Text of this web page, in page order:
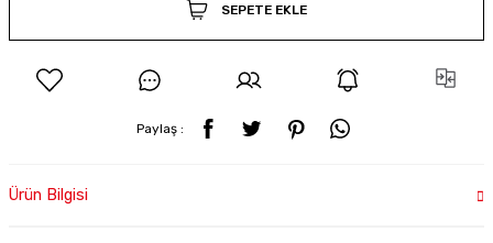
SEPETE EKLE
Paylaş :
Ürün Bilgisi